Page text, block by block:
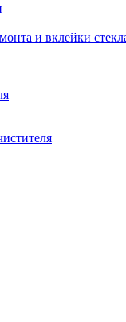
и вклейки